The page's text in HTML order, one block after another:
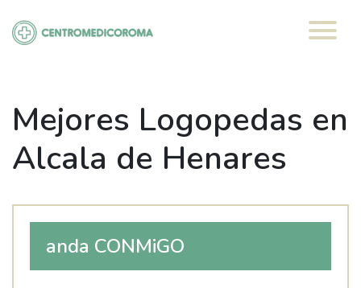
contenido
Mejores Logopedas en
Alcala de Henares
anda CONMiGO